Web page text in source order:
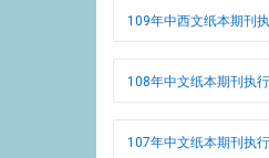
109年中西文纸本期刊
108年中文纸本期刊执
107年中文纸本期刊执